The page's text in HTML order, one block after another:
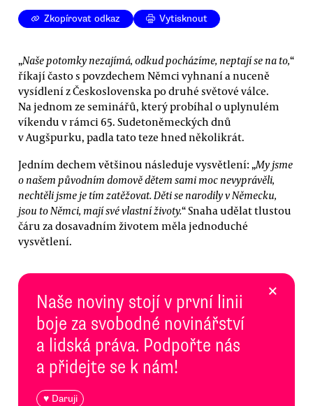
Zkopírovat odkaz Vytisknout
„Naše potomky nezajímá, odkud pocházíme, neptají se na to,“
říkají často s povzdechem Němci vyhnaní a nuceně
vysídlení z Československa po druhé světové válce.
Na jednom ze seminářů, který probíhal o uplynulém
víkendu v rámci 65. Sudetoněmeckých dnů
v Augšpurku, padla tato teze hned několikrát.
Jedním dechem většinou následuje vysvětlení: „My jsme
o našem původním domově dětem sami moc nevyprávěli,
nechtěli jsme je tím zatěžovat. Děti se narodily v Německu,
jsou to Němci, mají své vlastní životy.“ Snaha udělat tlustou
čáru za dosavadním životem měla jednoduché
vysvětlení.
Naše noviny stojí v první linii
boje za svobodné novinářství
a lidská práva. Podpořte nás
a přidejte se k nám!
♥ Daruji
×